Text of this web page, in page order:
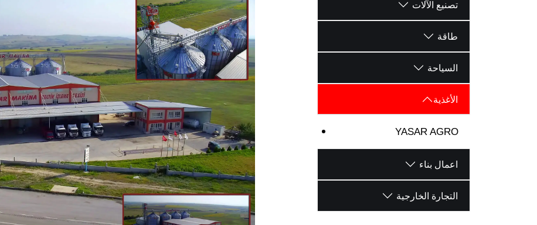
تصنيع الآلات
طاقة
السياحة
الأغذية
YASAR AGRO
اعمال بناء
التجارة الخارجية